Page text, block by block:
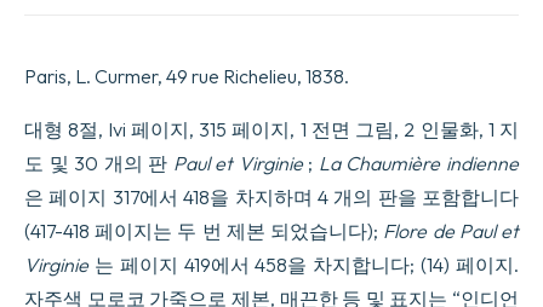
Paris, L. Curmer, 49 rue Richelieu, 1838.
대형 8절, lvi 페이지, 315 페이지, 1 전면 그림, 2 인물화, 1 지
도 및 30 개의 판 Paul et Virginie ; La Chaumière indienne
은 페이지 317에서 418을 차지하며 4 개의 판을 포함합니다
(417-418 페이지는 두 번 제본 되었습니다); Flore de Paul et
Virginie 는 페이지 419에서 458을 차지합니다; (14) 페이지.
자주색 모로코 가죽으로 제본, 매끈한 등 및 표지는 “인디언